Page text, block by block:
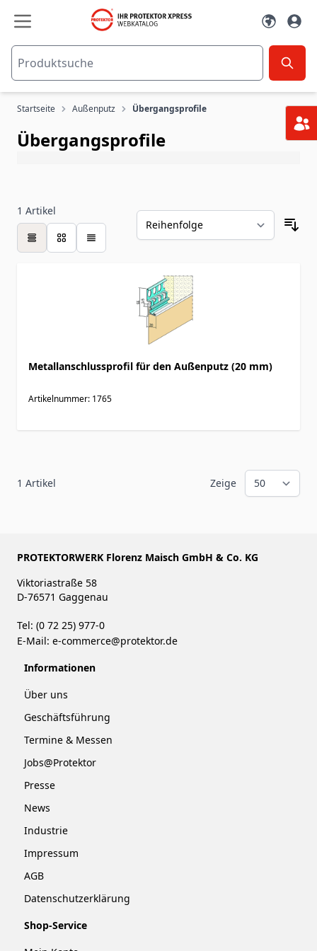
Zum Inhalt springen
Startseite Außenputz Übergangsprofile
Übergangsprofile
1 Artikel
Tabelle
Metallanschlussprofil für den Außenputz (20 mm)
Artikelnummer: 1765
1 Artikel Zeige
PROTEKTORWERK Florenz Maisch GmbH & Co. KG
Viktoriastraße 58
D-76571 Gaggenau
Tel: (0 72 25) 977-0
E-Mail: e-commerce@protektor.de
Informationen
Über uns
Geschäftsführung
Termine & Messen
Jobs@Protektor
Presse
News
Industrie
Impressum
AGB
Datenschutzerklärung
Shop-Service